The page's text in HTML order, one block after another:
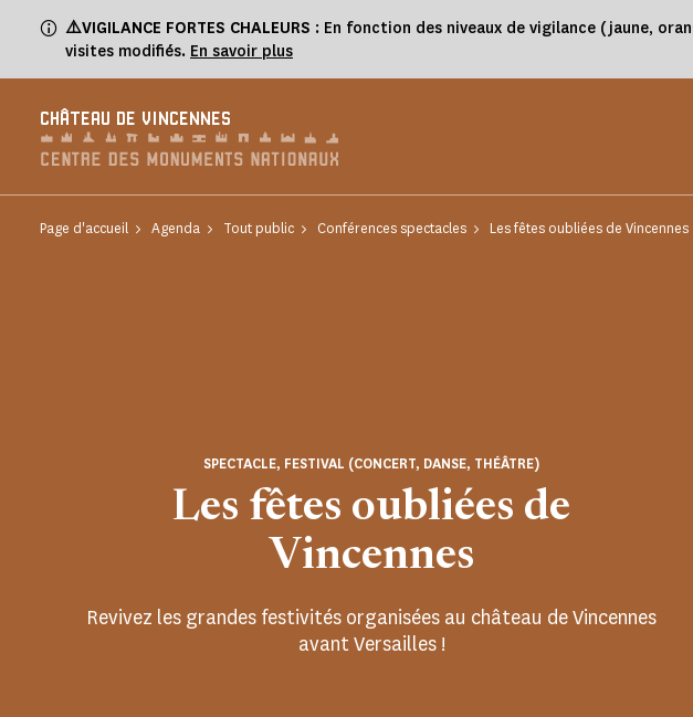
⚠️VIGILANCE FORTES CHALEURS : En fonction des niveaux de vigilance (jaune,
visites modifiés. En savoir plus
CHÂTEAU DE VINCENNES
Page d'accueil Agenda Tout public Conférences spectacles Les fêtes oubliées de Vincennes
Les fêtes oubliées de
Vincennes
SPECTACLE, FESTIVAL (CONCERT, DANSE, THÉÂTRE)
Revivez les grandes festivités organisées au château de Vincennes
avant Versailles !